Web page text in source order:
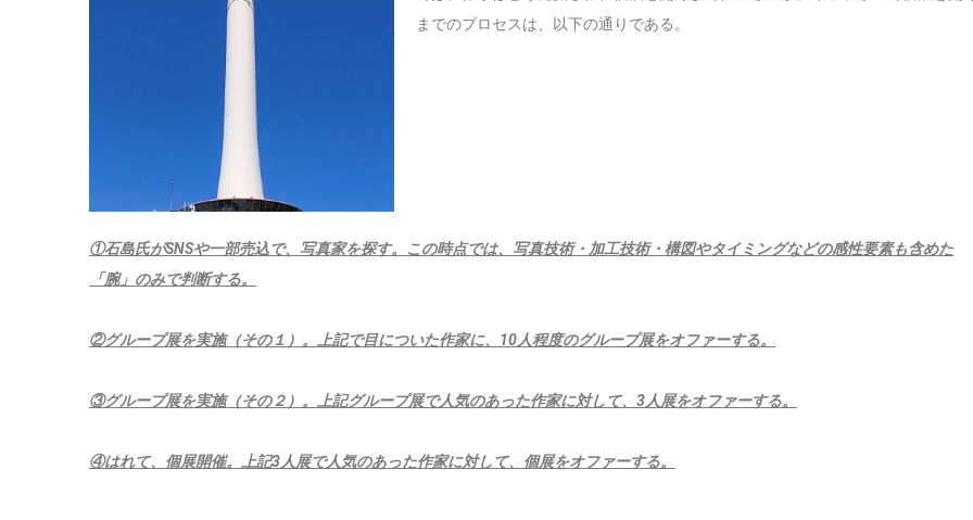
までのプロセスは、以下の通りである。
①石島氏がSNSや一部売込で、写真家を探す。この時点では、写真技術・加工技術・構図やタイミングなどの感性要素も含めた
「腕」のみで判断する。
②グループ展を実施（その１）。上記で目についた作家に、10人程度のグループ展をオファーする。
③グループ展を実施（その２）。上記グループ展で人気のあった作家に対して、3人展をオファーする。
④はれて、個展開催。上記3人展で人気のあった作家に対して、個展をオファーする。